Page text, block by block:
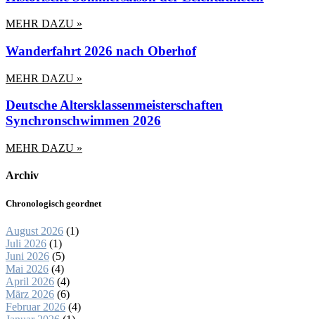
MEHR DAZU »
Wanderfahrt 2026 nach Oberhof
MEHR DAZU »
Deutsche Altersklassenmeisterschaften
Synchronschwimmen 2026
MEHR DAZU »
Archiv
Chronologisch geordnet
August 2026 (1)
Juli 2026 (1)
Juni 2026 (5)
Mai 2026 (4)
April 2026 (4)
März 2026 (6)
Februar 2026 (4)